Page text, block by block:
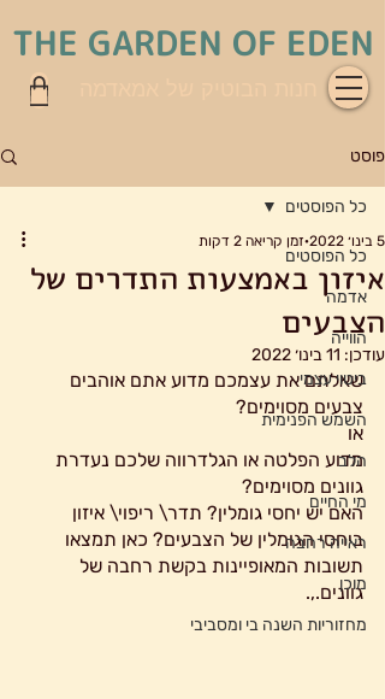
THE GARDEN OF EDEN
פוסט
כל הפוסטים
אדמה
הווייה
ביטוי עצמי
השמש הפנימית
הלב
מי החיים
ראייה רחבה
מוכן
מחזוריות השנה בי ומסביבי
כל הפוסטים
איזון באמצעות התדרים של
הצבעים
5 בינו׳ 2022 זמן קריאה 2 דקות
עודכן: 11 בינו׳ 2022
שאלתם את עצמכם מדוע אתם אוהבים
צבעים מסוימים?
או
מדוע הפלטה או הגלדרווה שלכם נעדרת
גוונים מסוימים?
האם יש יחסי גומלין? תדר\ ריפוי\ איזון
ביחסי הגומלין של הצבעים? כאן תמצאו
תשובות המאופיינות בקשת רחבה של
גוונים.,.